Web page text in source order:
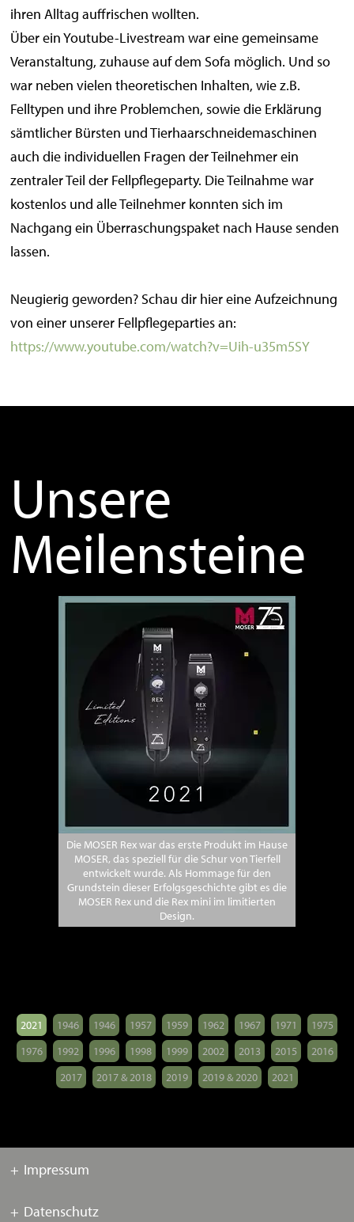
ihren Alltag auffrischen wollten.
Über ein Youtube-Livestream war eine gemeinsame
Veranstaltung, zuhause auf dem Sofa möglich. Und so
war neben vielen theoretischen Inhalten, wie z.B.
Felltypen und ihre Problemchen, sowie die Erklärung
sämtlicher Bürsten und Tierhaarschneidemaschinen
auch die individuellen Fragen der Teilnehmer ein
zentraler Teil der Fellpflegeparty. Die Teilnahme war
kostenlos und alle Teilnehmer konnten sich im
Nachgang ein Überraschungspaket nach Hause senden
lassen.
Neugierig geworden? Schau dir hier eine Aufzeichnung
von einer unserer Fellpflegeparties an:
https://www.youtube.com/watch?v=Uih-u35m5SY
Unsere
Meilensteine
Die MOSER Rex war das erste Produkt im Hause
MOSER, das speziell für die Schur von Tierfell
entwickelt wurde. Als Hommage für den
Grundstein dieser Erfolgsgeschichte gibt es die
MOSER Rex und die Rex mini im limitierten
Design.
2021 1946 1946 1957 1959 1962 1967 1971
1975
1976
1992 1996 1998 1999 2002 2013 2015
2016
2017
2017 & 2018 2019 2019 & 2020 2021
Impressum
Datenschutz